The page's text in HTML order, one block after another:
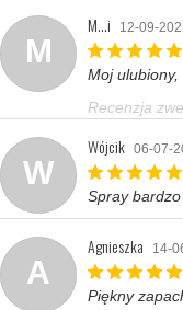
M
M...i 12-09-
Moj ulubiony,
Recenzja
W
Wójcik 06-07-
Spray
A
Agnieszka 14-
Piękny